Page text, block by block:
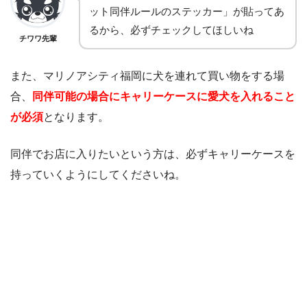
チワワ先輩
ット同伴ルールのステッカー」が貼ってあ
るから、必ずチェックしてほしいね
また、マリノアシティ福岡に犬を連れて買い物をする場
合、
同伴可能の場合にキャリーケースに愛犬を入れること
が必須となります。
同伴でお店に入りたいという方は、必ずキャリーケースを
持っていくようにしてくださいね。